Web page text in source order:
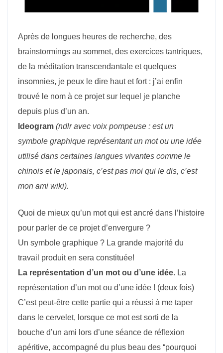
Après de longues heures de recherche, des
brainstormings au sommet, des exercices tantriques,
de la méditation transcendantale et quelques
insomnies, je peux le dire haut et fort : j’ai enfin
trouvé le nom à ce projet sur lequel je planche
depuis plus d’un an.
Ideogram (ndlr avec voix pompeuse : est un
symbole graphique représentant un mot ou une idée
utilisé dans certaines langues vivantes comme le
chinois et le japonais, c’est pas moi qui le dis, c’est
mon ami wiki).
Quoi de mieux qu’un mot qui est ancré dans l’histoire
pour parler de ce projet d’envergure ?
Un symbole graphique ? La grande majorité du
travail produit en sera constituée!
La représentation d’un mot ou d’une idée. La
représentation d’un mot ou d’une idée ! (deux fois)
C’est peut-être cette partie qui a réussi à me taper
dans le cervelet, lorsque ce mot est sorti de la
bouche d’un ami lors d’une séance de réflexion
apéritive, accompagné du plus beau des “pourquoi